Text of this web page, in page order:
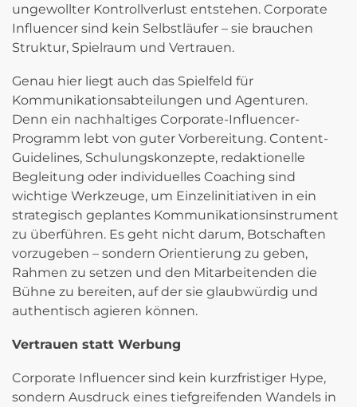
ungewollter Kontrollverlust entstehen. Corporate
Influencer sind kein Selbstläufer – sie brauchen
Struktur, Spielraum und Vertrauen.
Genau hier liegt auch das Spielfeld für
Kommunikationsabteilungen und Agenturen.
Denn ein nachhaltiges Corporate-Influencer-
Programm lebt von guter Vorbereitung. Content-
Guidelines, Schulungskonzepte, redaktionelle
Begleitung oder individuelles Coaching sind
wichtige Werkzeuge, um Einzelinitiativen in ein
strategisch geplantes Kommunikationsinstrument
zu überführen. Es geht nicht darum, Botschaften
vorzugeben – sondern Orientierung zu geben,
Rahmen zu setzen und den Mitarbeitenden die
Bühne zu bereiten, auf der sie glaubwürdig und
authentisch agieren können.
Vertrauen statt Werbung
Corporate Influencer sind kein kurzfristiger Hype,
sondern Ausdruck eines tiefgreifenden Wandels in